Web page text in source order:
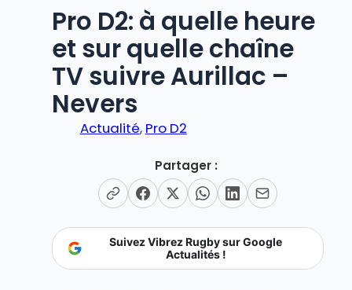
Pro D2: à quelle heure
et sur quelle chaîne
TV suivre Aurillac –
Nevers
Actualité, Pro D2
Partager :
Suivez Vibrez Rugby sur Google
Actualités !